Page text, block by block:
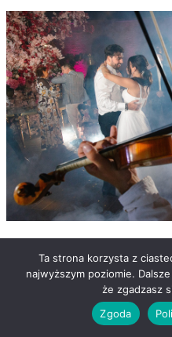
Ta strona korzysta z
najwyższym poziomie.
że zgadzasz
Zgoda